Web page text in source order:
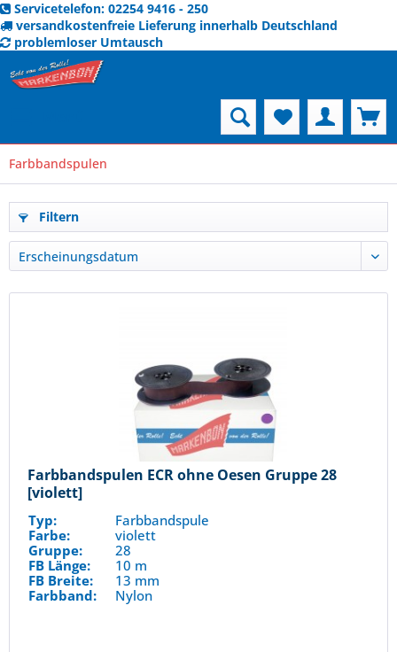
Servicetelefon: 02254 9416 - 250
versandkostenfreie Lieferung innerhalb Deutschland
problemloser Umtausch
Farbbandspulen
Filtern
Farbbandspulen ECR ohne Oesen Gruppe 28
[violett]
Typ:
Farbbandspule
Farbe:
violett
Gruppe:
28
FB Länge:
10 m
FB Breite:
13 mm
Farbband:
Nylon